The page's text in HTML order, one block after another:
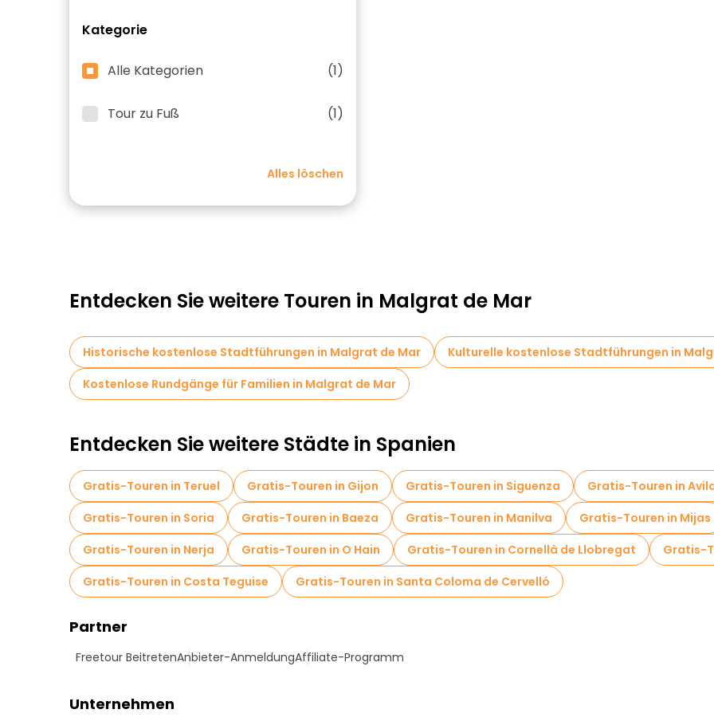
Kategorie
Alle Kategorien (1)
Tour zu Fuß (1)
Alles löschen
Entdecken Sie weitere Touren in Malgrat de Mar
Historische kostenlose Stadtführungen in Malgrat de Mar
Kulturelle kostenlose Stadtführungen in
Kostenlose Rundgänge für Familien in Malgrat de Mar
Entdecken Sie weitere Städte in Spanien
Gratis-Touren in Teruel Gratis-Touren in Gijon Gratis-Touren in Siguenza Gratis-Touren in
Gratis-Touren in Soria
Gratis-Touren in Baeza Gratis-Touren in Manilva Gratis-Touren in Mijas
Gratis-Touren in Nerja
Gratis-Touren in O Hain Gratis-Touren in Cornellà de Llobregat
Gratis-
Gratis-Touren in Costa Teguise
Gratis-Touren in Santa Coloma de Cervelló
Partner
Freetour BeitretenAnbieter-AnmeldungAffiliate-Programm
Unternehmen